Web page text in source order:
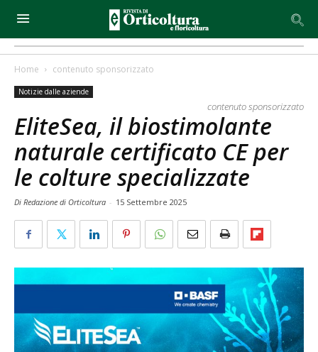
Home contenuto sponsorizzato
Notizie dalle aziende
contenuto sponsorizzato
EliteSea, il biostimolante
naturale certificato CE per
le colture specializzate
Di Redazione di Orticoltura - 15 Settembre 2025